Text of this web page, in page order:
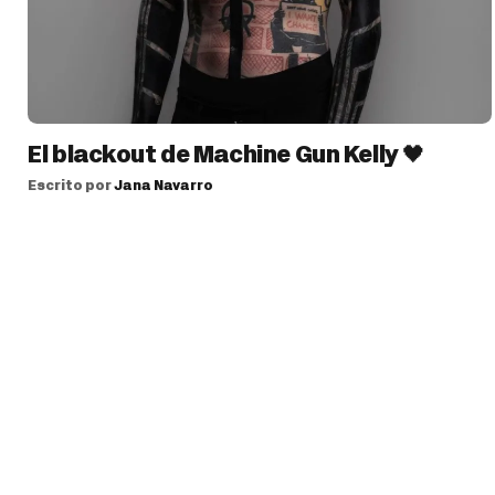
El blackout de Machine Gun Kelly 🖤
Escrito porJana Navarro